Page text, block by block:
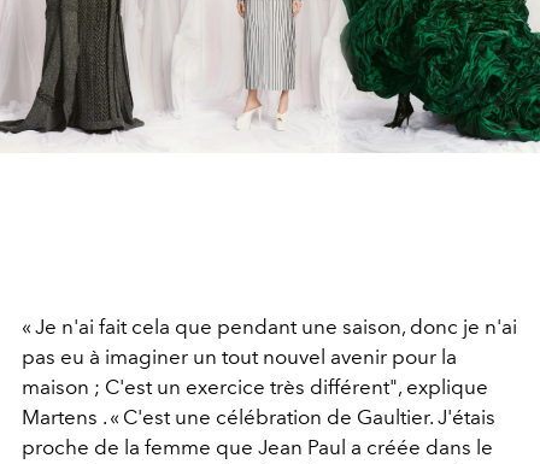
« Je n'ai fait cela que pendant une saison, donc je n'ai
pas eu à imaginer un tout nouvel avenir pour la
maison ; C'est un exercice très différent", explique
Martens . « C'est une célébration de Gaultier. J'étais
proche de la femme que Jean Paul a créée dans le